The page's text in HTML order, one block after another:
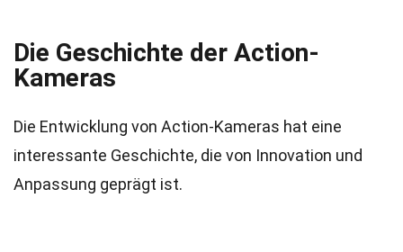
Die Geschichte der Action-
Kameras
Die Entwicklung von Action-Kameras hat eine
interessante Geschichte, die von Innovation und
Anpassung geprägt ist.